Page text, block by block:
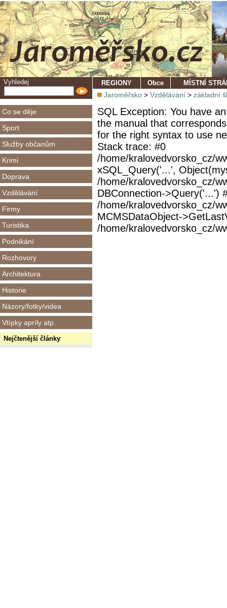
Vyhledej
Co se děje
Sport
Služby občanům
Krimi
Doprava
Vzdělávání
Firmy
Turistika
Podnikání
Rozhovory
Architektura
Historie
Názory/fotky/videa
Vtípky apríly atp.
Nejčtenější články
REGIONY Obce MÍSTNÍ
Jaroměřsko > Vzdělávání > základní
SQL Exception: You have
the manual that
for the right syntax to use
Stack trace: #0
/home/kralovedvorsko_cz/
xSQL_Query('...',
/home/kralovedvorsko_cz/
DBConnection->Query('...')
/home/kralovedvorsko_cz/
MCMSDataObject-
/home/kralovedvorsko_cz/